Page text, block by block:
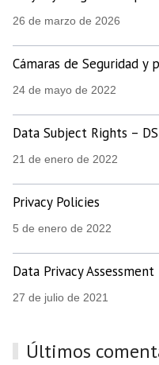
26 de marzo de 2026
Cámaras de Seguridad y
24 de mayo de 2022
Data Subject Rights –
21 de enero de 2022
Privacy Policies
5 de enero de 2022
Data Privacy Assessment
27 de julio de 2021
Últimos